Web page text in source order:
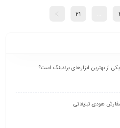
21
از بهترین ابزارهای برندینگ است؟
هودی تبلیغاتی